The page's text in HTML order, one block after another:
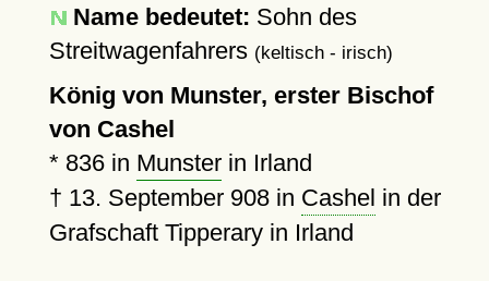
Name bedeutet: Sohn des
Streitwagenfahrers (keltisch - irisch)
König von Munster, erster Bischof
von Cashel
* 836in Munsterin Irland
† 13. September 908in Cashel in der
Grafschaft Tipperary in Irland